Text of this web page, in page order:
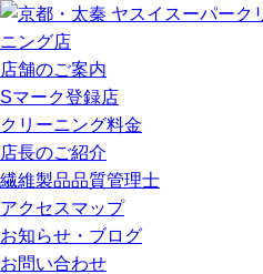
店舗のご案内
Sマーク登録店
クリーニング料金
店長のご紹介
繊維製品品質管理士
アクセスマップ
お知らせ・ブログ
お問い合わせ